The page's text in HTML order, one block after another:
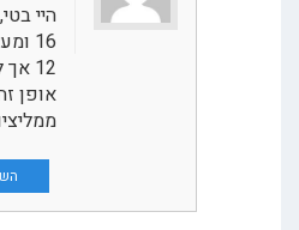
היי בטי, קורקינט
16 ומעלה. ישנם
אופן זה לא